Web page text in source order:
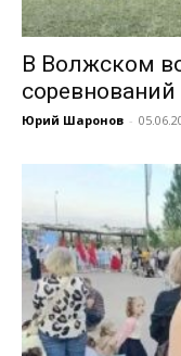
В Волжском
Юрий Шаронов -